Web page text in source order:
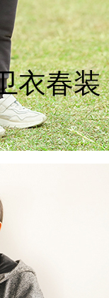
衣春装